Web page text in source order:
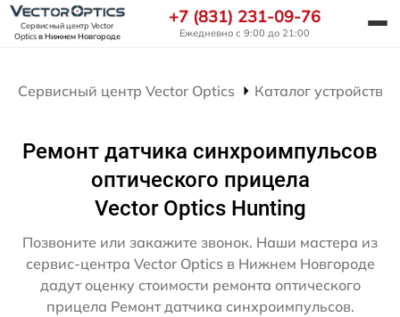
Сервисный центр Vector
Opticsв Нижнем Новгороде
+7 (831) 231-09-76
Ежедневно с 9:00 до 21:00
Сервисный центр Vector Optics Каталог устройств
Ремонт датчика синхроимпульсов
оптического прицела
Vector Optics Hunting
Позвоните или закажите звонок. Наши мастера из
сервис-центра Vector Optics в Нижнем Новгороде
дадут оценку стоимости ремонта оптического
прицела Ремонт датчика синхроимпульсов.